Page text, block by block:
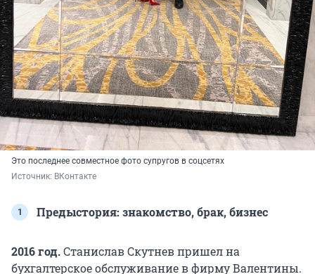
Это последнее совместное фото супругов в соцсетях
Источник: ВКонтакте
Предыстория: знакомство, брак, бизнес
2016 год.Станислав Скутнев пришел на
бухгалтерское обслуживание в фирму Валентины.